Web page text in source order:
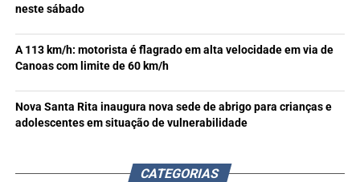
neste sábado
A 113 km/h: motorista é flagrado em alta velocidade em via de
Canoas com limite de 60 km/h
Nova Santa Rita inaugura nova sede de abrigo para crianças e
adolescentes em situação de vulnerabilidade
CATEGORIAS